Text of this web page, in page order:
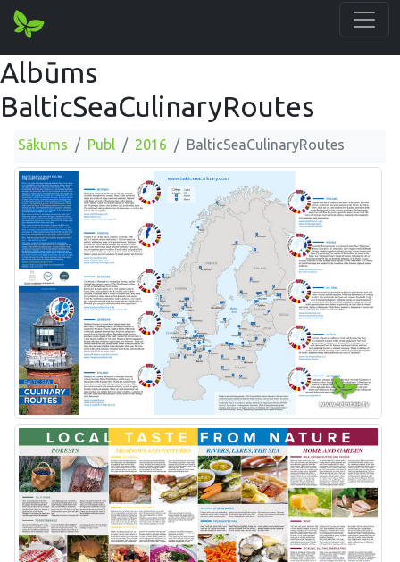
Albūms
BalticSeaCulinaryRoutes
Sākums Publ 2016 BalticSeaCulinaryRoutes